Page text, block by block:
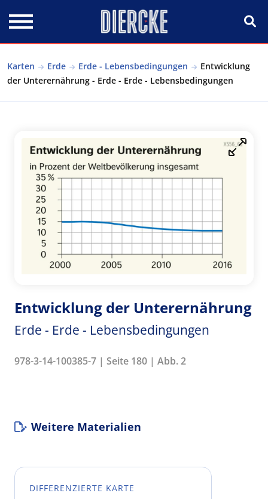
Karten Erde Erde - Lebensbedingungen
Entwicklung
der Unterernährung - Erde - Erde - Lebensbedingungen
Entwicklung der Unterernährung
Erde - Erde - Lebensbedingungen
978-3-14-100385-7 | Seite 180 | Abb. 2
Weitere Materialien
DIFFERENZIERTE KARTE